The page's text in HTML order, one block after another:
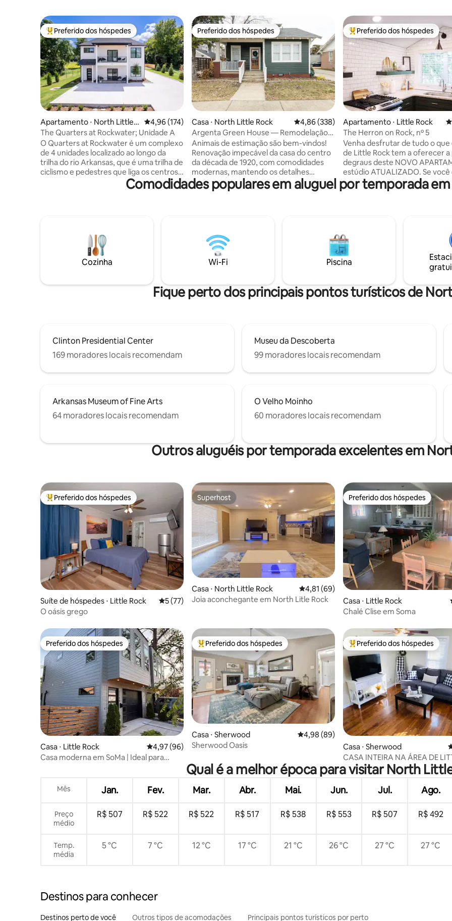
Entre os melhores preferidos dos hóspedes
Preferido dos hóspedes
Apartamento ⋅ North Little R
ock
4,96 de uma avaliação média de 5, 174 avaliações
4,96 (174)
The Quarters at Rockwater; Unidade A
O Quarters at Rockwater é um complexo
de 4 unidades localizado ao longo da
trilha do rio Arkansas, que é uma trilha de
ciclismo e pedestres que liga os centros
de Little Rock e North Little Rock e se
estende para rotas panorâmicas além.
escolher entre o aluguel de apenas uma
unidade ou mesmo todas as quatro. A
unidade A é um apartamento de
primeiro nível, 2 quartos, 1 banheiro com
de estar com pátio privativo.
Preferido dos hóspedes
Preferido dos hóspedes
Casa ⋅ North Little Rock 4,86 de uma avaliação média de 5, 338
4,86 (338)
Argenta Green House — Remodelação
especializada, casa histórica
Animais de estimação são bem-vindos!
Renovação impecável da casa do centro
da década de 1920, com comodidades
modernas, mantendo os detalhes
históricos. O serviço de limpeza diário de
qualidade do hotel é fornecido, pois
distância a pé de todos os melhores
restaurantes, pontos turísticos, Argenta
Plaza e muito mais! Se você quiser
explorar mais a área e se aventurar sobre
e suba no carrinho!
Entre os melhores preferidos
Preferido dos hóspedes
Apartamento ⋅ Little Rock
The Herron on Rock, nº 5
Venha desfrutar de tudo o
de Little Rock tem a oferecer
degraus deste NOVO
estúdio ATUALIZADO. Se
procurando um ótimo lugar
este é o lugar ideal para você. Se você
bibliotecas, artes,
negócios e cultura de Little
uma curta distância a pé. No entanto,
não estamos no bairro dos
hotel mais próximo fica a 2
reservar.
Comodidades populares em aluguel por temporada
Cozinha Wi-Fi Piscina
Fique perto dos principais pontos turísticos de
Clinton Presidential Center
169 moradores locais recomendam
Museu da Descoberta
99 moradores locais recomendam
Arkansas Museum of Fine Arts
64 moradores locais recomendam
O Velho Moinho
60 moradores locais recomendam
Outros aluguéis por temporada excelentes em
Entre os melhores preferidos dos hóspedes
Preferido dos hóspedes
Suíte de hóspedes ⋅ Little Rock 5 de uma avaliação média de 5, 77 avaliações
5 (77)
O oásis grego
Superhost
Superhost
Casa ⋅ North Little Rock 4,81 de uma avaliação média de 5, 69
4,81 (69)
Joia aconchegante em North Litle Rock
Preferido dos hóspedes
Preferido dos hóspedes
Casa ⋅ Little Rock
Chalé Clise em Soma
Preferido dos hóspedes
Preferido dos hóspedes
Casa ⋅ Little Rock 4,97 de uma avaliação média de 5, 96 avaliações
4,97 (96)
Casa moderna em SoMa | Ideal para
Entre os melhores preferidos dos hóspedes
Preferido dos hóspedes
Casa ⋅ Sherwood 4,98 de uma avaliação média de 5, 89
4,98 (89)
Sherwood Oasis
Entre os melhores preferidos
Preferido dos hóspedes
Casa ⋅ Sherwood
CASA INTEIRA NA ÁREA DE
HOSPEDADA POR D&K
Qual é a melhor época para visitar North
Mês Jan. Fev. Mar. Abr. Mai. Jun. Jul. Ago.
Preço
médio
R$ 507 R$ 522 R$ 522 R$ 517 R$ 538 R$ 553 R$ 507 R$ 492
Temp.
média
5 °C 7 °C 12 °C 17 °C 21 °C 26 °C 27 °C 27 °C
Destinos para conhecer
Destinos perto de você Outros tipos de acomodações Principais pontos turísticos por perto